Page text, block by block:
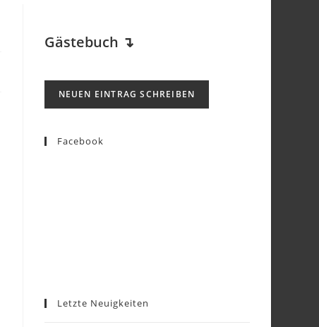
Gästebuch ↴
Facebook
Letzte Neuigkeiten